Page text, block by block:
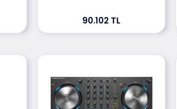
90.102 TL